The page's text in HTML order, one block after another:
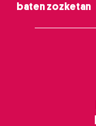
baten zozketan